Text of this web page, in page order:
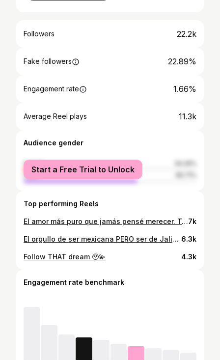
Followers 22.2k
Fake followers 22.89%
Engagement rate 1.66%
Average Reel plays 11.3k
Audience gender
female
male
Start a Free Trial to Unlock
Top performing Reels
El amor más puro que jamás pensé merecer. Te amo.7k
El orgullo de ser mexicana PERO ser de Jalisco 🫡✨🙂‍↔️ porque @jalisco.esmexico 🇲🇽 . #jaliscoesmexico #sedemundialista #jalisco #guadalajara 6.3k
Follow THAT dream 🥹💫 4.3k
Engagement rate benchmark